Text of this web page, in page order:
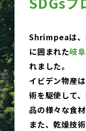
Shrimpeaは、
に囲まれた岐
れました。
イビデン物産
術を駆使して
品の様々な食
また、乾燥技